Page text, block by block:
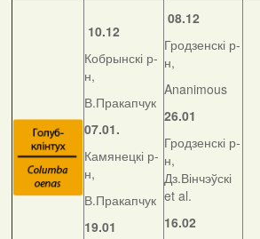
10.12
Кобрынскі р-
н,
В.Пракапчук
07.01.
Камянецкі р-
н,
В.Пракапчук
19.01
08.12
Гродзенскі р-
н,
Ananimous
26.01
Гродзенскі р-
н,
Дз.Вінчэўскі
et al.
16.02